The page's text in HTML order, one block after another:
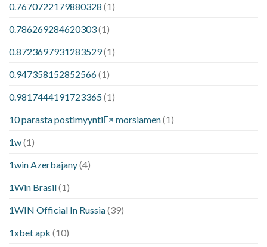
0.7670722179880328 (1)
0.786269284620303(1)
0.8723697931283529(1)
0.947358152852566(1)
0.9817444191723365(1)
10 parasta postimyyntiГ¤ morsiamen(1)
1w(1)
1win Azerbajany(4)
1Win Brasil(1)
1WIN Official In Russia(39)
1xbet apk (10)